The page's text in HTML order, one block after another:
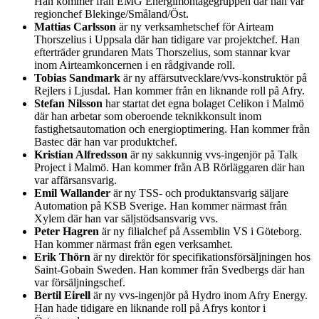
regionchef Blekinge/Småland/Öst.
Mattias Carlsson är ny verksamhetschef för Airteam
Thorszelius i Uppsala där han tidigare var projektchef. Han
efterträder grundaren Mats Thorszelius, som stannar kvar
inom Airteamkoncernen i en rådgivande roll.
Tobias Sandmark är ny affärsutvecklare/vvs-konstruktör på
Rejlers i Ljusdal. Han kommer från en liknande roll på Afry.
Stefan Nilsson har startat det egna bolaget Celikon i Malmö
där han arbetar som oberoende teknikkonsult inom
fastighetsautomation och energioptimering. Han kommer från
Bastec där han var produktchef.
Kristian Alfredsson är ny sakkunnig vvs-ingenjör på Talk
Project i Malmö. Han kommer från AB Rörläggaren där han
var affärsansvarig.
Emil Wallander är ny TSS- och produktansvarig säljare
Automation på KSB Sverige. Han kommer närmast från
Xylem där han var säljstödsansvarig vvs.
Peter Hagren är ny filialchef på Assemblin VS i Göteborg.
Han kommer närmast från egen verksamhet.
Erik Thörn är ny direktör för specifikationsförsäljningen hos
Saint-Gobain Sweden. Han kommer från Svedbergs där han
var försäljningschef.
Bertil Eirell är ny vvs-ingenjör på Hydro inom Afry Energy.
Han hade tidigare en liknande roll på Afrys kontor i